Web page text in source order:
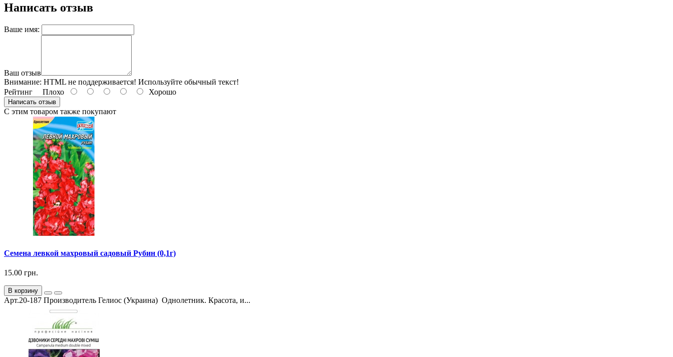
Написать отзыв
Ваше имя:
Ваш отзыв
Внимание: HTML не поддерживается! Используйте обычный текст!
Рейтинг Плохо Хорошо
Написать отзыв
С этим товаром также покупают
Семена левкой махровый садовый Рубин (0,1г)
15.00 грн.
В корзину
Арт.20-187 Производитель Гелиос (Украина) Однолетник. Красота, и...